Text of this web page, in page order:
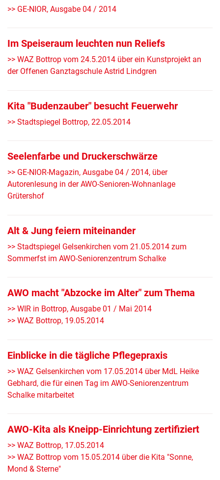
>> GE-NIOR, Ausgabe 04 / 2014
Im Speiseraum leuchten nun Reliefs
>> WAZ Bottrop vom 24.5.2014 über ein Kunstprojekt an
der Offenen Ganztagschule Astrid Lindgren
Kita "Budenzauber" besucht Feuerwehr
>> Stadtspiegel Bottrop, 22.05.2014
Seelenfarbe und Druckerschwärze
>> GE-NIOR-Magazin, Ausgabe 04 / 2014, über
Autorenlesung in der AWO-Senioren-Wohnanlage
Grütershof
Alt & Jung feiern miteinander
>> Stadtspiegel Gelsenkirchen vom 21.05.2014 zum
Sommerfst im AWO-Seniorenzentrum Schalke
AWO macht "Abzocke im Alter" zum Thema
>> WIR in Bottrop, Ausgabe 01 / Mai 2014
>> WAZ Bottrop, 19.05.2014
Einblicke in die tägliche Pflegepraxis
>> WAZ Gelsenkirchen vom 17.05.2014 über MdL Heike
Gebhard, die für einen Tag im AWO-Seniorenzentrum
Schalke mitarbeitet
AWO-Kita als Kneipp-Einrichtung zertifiziert
>> WAZ Bottrop, 17.05.2014
>> WAZ Bottrop vom 15.05.2014 über die Kita "Sonne,
Mond & Sterne"